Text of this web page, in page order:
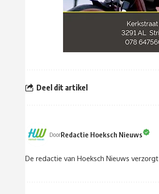
Deel dit artikel
DoorRedactie Hoeksch Nieuws
De redactie van Hoeksch Nieuws